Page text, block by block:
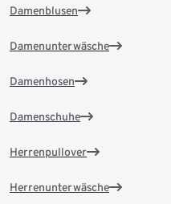
Damenblusen
Damenunterwäsche
Damenhosen
Damenschuhe
Herrenpullover
Herrenunterwäsche